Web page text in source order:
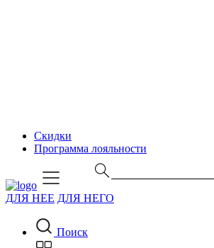
Скидки
Программа лояльности
ДЛЯ НЕЕ ДЛЯ НЕГО
Поиск